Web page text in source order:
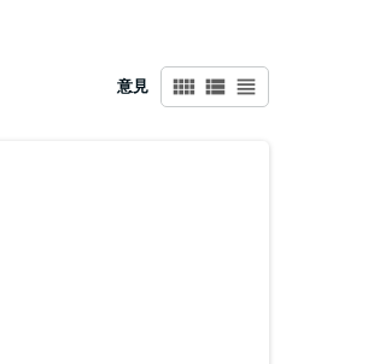
意見 view_comfy view_list view_headline